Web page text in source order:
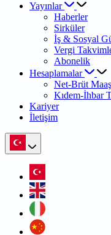
Yayınlar
Haberler
Sirküler
İş & Sosyal
Vergi
Abonelik
Hesaplamalar
Net-Brüt
Kıdem-İhbar
Kariyer
İletişim